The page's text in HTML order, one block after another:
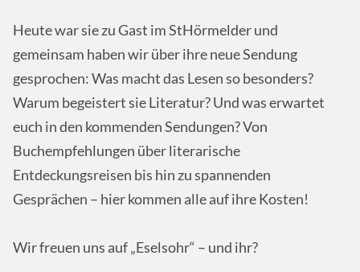
Heute war sie zu Gast im StHörmelder und
gemeinsam haben wir über ihre neue Sendung
gesprochen: Was macht das Lesen so besonders?
Warum begeistert sie Literatur? Und was erwartet
euch in den kommenden Sendungen? Von
Buchempfehlungen über literarische
Entdeckungsreisen bis hin zu spannenden
Gesprächen – hier kommen alle auf ihre Kosten!
Wir freuen uns auf „Eselsohr“ – und ihr?